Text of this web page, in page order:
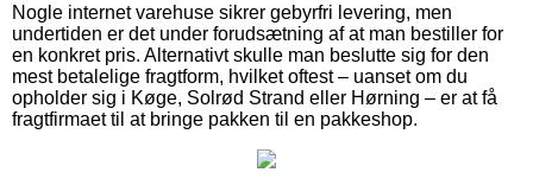
Nogle internet varehuse sikrer gebyrfri levering, men
undertiden er det under forudsætning af at man bestiller for
en konkret pris. Alternativt skulle man beslutte sig for den
mest betalelige fragtform, hvilket oftest – uanset om du
opholder sig i Køge, Solrød Strand eller Hørning – er at få
fragtfirmaet til at bringe pakken til en pakkeshop.